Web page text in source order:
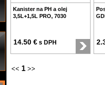
Kanister na PH a olej
3,5L+1,5L PRO, 7030
14.50 € s DPH
<< 1 >>